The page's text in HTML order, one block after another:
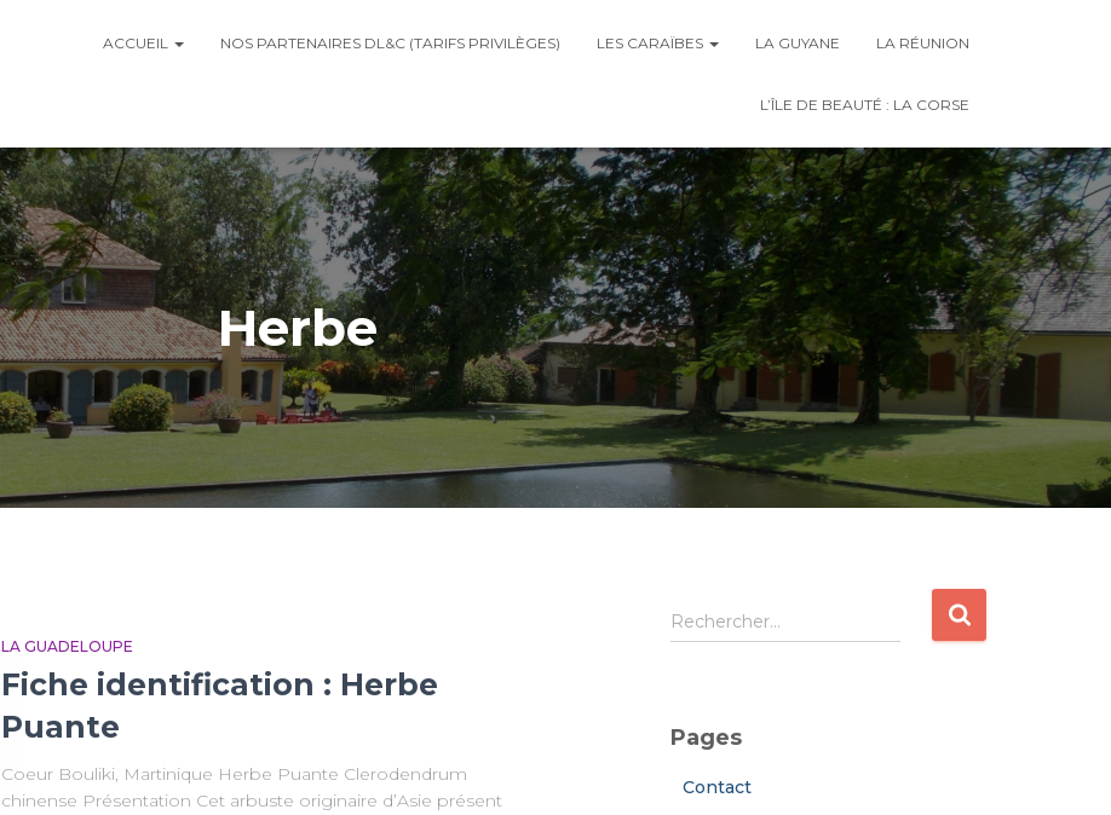
ACCUEIL NOS PARTENAIRES DL&C (TARIFS PRIVILÈGES) LES CARAÏBES LA GUYANE LA RÉUNION
L’ÎLE DE BEAUTÉ : LA CORSE
Herbe
LA GUADELOUPE
Fiche identification : Herbe
Puante
Coeur Bouliki, Martinique Herbe Puante Clerodendrum
chinense Présentation Cet arbuste originaire d’Asie présent
R
e
r
Rechercher…
Pages
Contact